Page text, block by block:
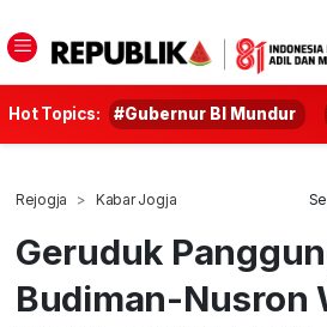
Hot Topics: #Gubernur BI Mundur
Rejogja Kabar Jogja
Geruduk
Budiman-Nusron